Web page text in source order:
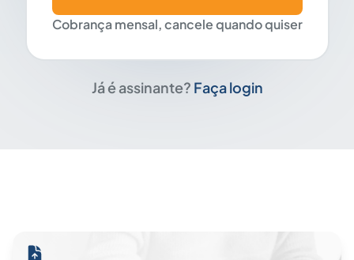
Cobrança mensal, cancele quando quiser
Já é assinante? Faça login